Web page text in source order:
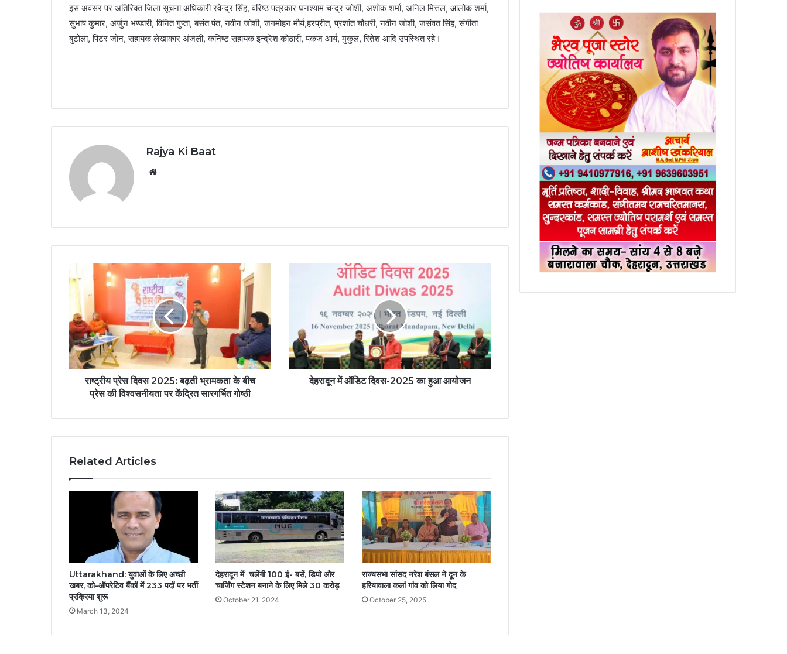
इस अवसर पर अतिरिक्त जिला सूचना अधिकारी रवेन्द्र सिंह, वरिष्ठ पत्रकार घनश्याम चन्द्र जोशी, अशोक शर्मा, अनिल मित्तल, आलोक शर्मा,
सुभाष कुमार, अर्जुन भण्डारी, विनित गुप्ता, बसंत पंत, नवीन जोशी, जगमोहन मौर्य,हरप्रीत, प्रशांत चौधरी, नवीन जोशी, जसंवत सिंह, संगीता
बुटोला, पिटर जोन, सहायक लेखाकार अंजली, कनिष्ट सहायक इन्द्रेश कोठारी, पंकज आर्य, मुकुल, रितेश आदि उपस्थित रहे।
Rajya Ki Baat
राष्ट्रीय प्रेस दिवस 2025: बढ़ती भ्रामकता के बीच
प्रेस की विश्वसनीयता पर केंद्रित सारगर्भित गोष्ठी
देहरादून में ऑडिट दिवस-2025 का हुआ आयोजन
Related Articles
Uttarakhand: युवाओं के लिए अच्छी
खबर, को-ऑपरेटिव बैंकों में 233 पदों पर भर्ती
प्रक्रिया शुरू
March 13, 2024
देहरादून में चलेंगी 100 ई- बसें, डिपो और
चार्जिंग स्टेशन बनाने के लिए मिले 30 करोड़
October 21, 2024
राज्यसभा सांसद नरेश बंसल ने दून के
हरियावाला कलां गांव को लिया गोद
October 25, 2025